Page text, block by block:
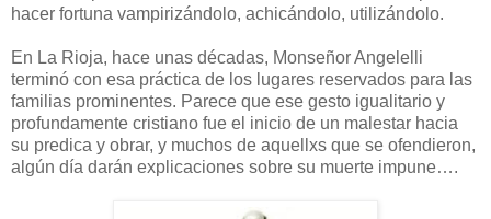
hacer fortuna vampirizándolo, achicándolo, utilizándolo.
En La Rioja, hace unas décadas, Monseñor Angelelli
terminó con esa práctica de los lugares reservados para las
familias prominentes. Parece que ese gesto igualitario y
profundamente cristiano fue el inicio de un malestar hacia
su predica y obrar, y muchos de aquellxs que se ofendieron,
algún día darán explicaciones sobre su muerte impune….